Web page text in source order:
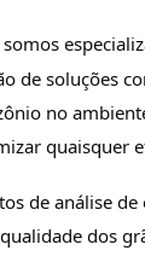
somos
de soluções
no
quaisquer
de análise
dos